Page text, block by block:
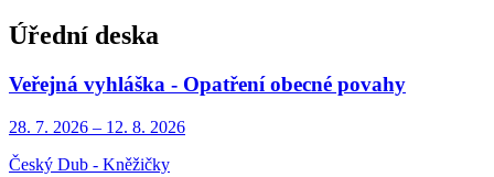
Úřední deska
Veřejná vyhláška - Opatření obecné povahy
28. 7. 2026 – 12. 8. 2026
Český Dub - Kněžičky